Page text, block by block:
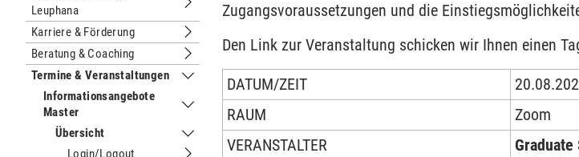
Leuphana
Untermenu Promovieren an der Leuphana
Karriere & Förderung
Untermenu Karriere & Förderung
Beratung & Coaching
Untermenu Beratung & Coaching
Termine & Veranstaltungen
Untermenu Termine & Veranstaltungen
Informationsangebote
Master
Untermenu Informationsangebote Master
Übersicht
Untermenu Übersicht
Login/Logout
Zugangsvoraussetzungen und die
Den Link zur Veranstaltung schicken wir Ihnen einen
DATUM/ZEIT
RAUM
Zoom
VERANSTALTER